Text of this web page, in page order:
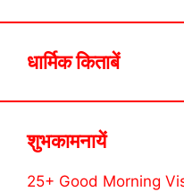
धार्मिक किताबें
शुभकामनायें
25+ Good Morning